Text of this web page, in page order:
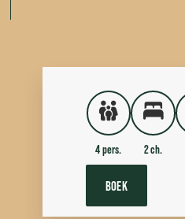
4 pers. 2 ch.
BOEK